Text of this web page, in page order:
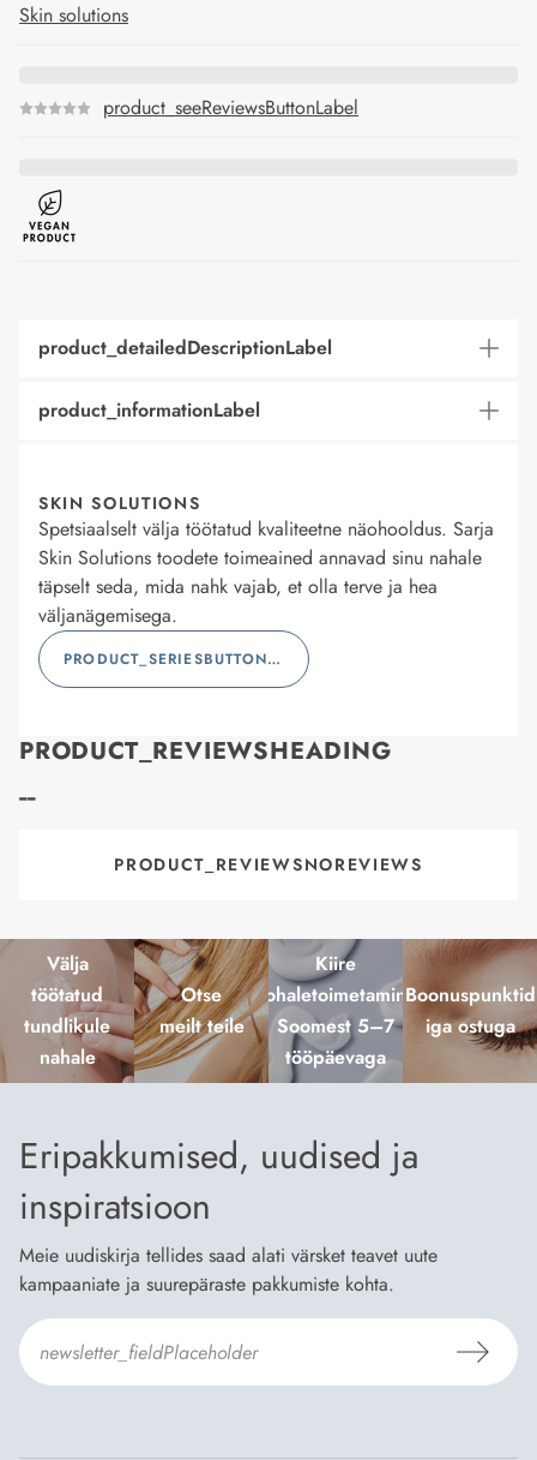
Skin solutions
product_seeReviewsButtonLabel
product_detailedDescriptionLabel
product_informationLabel
SKIN SOLUTIONS
Spetsiaalselt välja töötatud kvaliteetne näohooldus. Sarja
Skin Solutions toodete toimeained annavad sinu nahale
täpselt seda, mida nahk vajab, et olla terve ja hea
väljanägemisega.
PRODUCT_SERIESBUTTONLABEL
PRODUCT_REVIEWSHEADING
--
PRODUCT_REVIEWSNOREVIEWS
Välja
töötatud
tundlikule
nahale
Otse
meilt teile
Kiire
kohaletoimetamine
Soomest 5–7
tööpäevaga
Boonuspunktid
iga ostuga
Eripakkumised, uudised ja
inspiratsioon
Meie uudiskirja tellides saad alati värsket teavet uute
kampaaniate ja suurepäraste pakkumiste kohta.